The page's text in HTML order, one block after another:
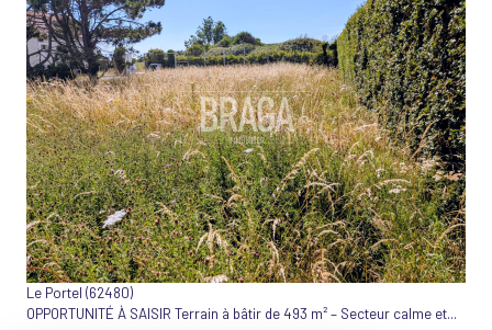
VOIR LE BIEN
Le Portel (62480)
OPPORTUNITÉ À SAISIR Terrain à bâtir de 493 m² – Secteur calme et...